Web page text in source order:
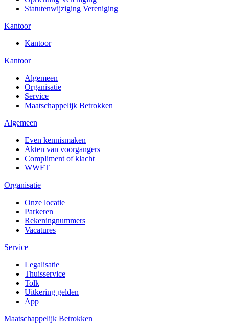
Statutenwijziging Vereniging
Kantoor
Kantoor
Kantoor
Algemeen
Organisatie
Service
Maatschappelijk Betrokken
Algemeen
Even kennismaken
Akten van voorgangers
Compliment of klacht
WWFT
Organisatie
Onze locatie
Parkeren
Rekeningnummers
Vacatures
Service
Legalisatie
Thuisservice
Tolk
Uitkering gelden
App
Maatschappelijk Betrokken